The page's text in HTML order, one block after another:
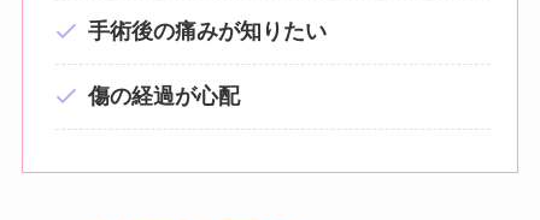
手術後の痛みが知りたい
傷の経過が心配